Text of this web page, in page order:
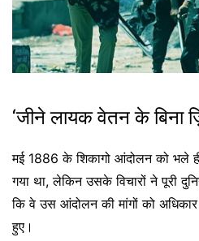
‘जीने लायक वेतन के बिना
मई 1886 के शिकागो आंदोलन को भले
गया था, लेकिन उसके विचारों ने पूरी
कि वे उस आंदोलन की मांगों को
हुए।